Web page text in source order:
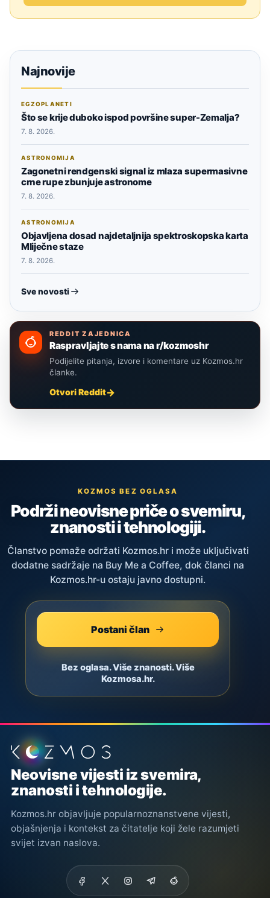
Najnovije
EGZOPLANETI
Što se krije duboko ispod površine super-Zemalja?
7. 8. 2026.
ASTRONOMIJA
Zagonetni rendgenski signal iz mlaza supermasivne
crne rupe zbunjuje astronome
7. 8. 2026.
ASTRONOMIJA
Objavljena dosad najdetaljnija spektroskopska karta
Mliječne staze
7. 8. 2026.
Sve novosti
REDDIT ZAJEDNICA
Raspravljajte s nama na r/kozmoshr
Podijelite pitanja, izvore i komentare uz Kozmos.hr
članke.
Otvori Reddit
KOZMOS BEZ OGLASA
Podrži neovisne priče o svemiru,
znanosti i tehnologiji.
Članstvo pomaže održati Kozmos.hr i može uključivati
dodatne sadržaje na Buy Me a Coffee, dok članci na
Kozmos.hr-u ostaju javno dostupni.
Postani član
Bez oglasa. Više znanosti. Više
Kozmosa.hr.
Podnožje stranice
Neovisne vijesti iz svemira,
znanosti i tehnologije.
Kozmos.hr objavljuje popularnoznanstvene vijesti,
objašnjenja i kontekst za čitatelje koji žele razumjeti
svijet izvan naslova.